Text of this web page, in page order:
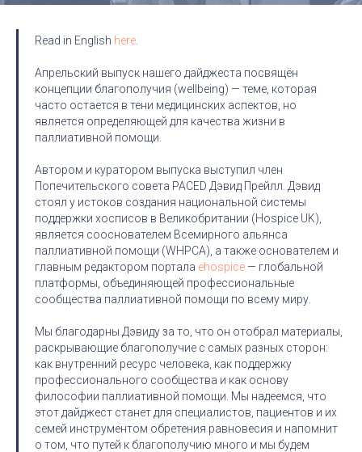
Read in English here
Апрельский выпуск нашего дайджеста посвящён
концепции благополучия (wellbeing) — теме, которая
часто остается в тени медицинских аспектов, но
является определяющей для качества жизни в
паллиативной помощи.
Автором и куратором выпуска выступил член
Попечительского совета PACED Дэвид Прейлл. Дэвид
стоял у истоков создания национальной системы
поддержки хосписов в Великобритании (Hospice UK),
является сооснователем Всемирного альянса
паллиативной помощи (WHPCA), а также основателем и
главным редактором портала ehospice — глобальной
платформы, объединяющей профессиональные
сообщества паллиативной помощи по всему миру.
Мы благодарны Дэвиду за то, что он отобрал материалы,
раскрывающие благополучие с самых разных сторон:
как внутренний ресурс человека, как поддержку
профессионального сообщества и как основу
философии паллиативной помощи. Мы надеемся, что
этот дайджест станет для специалистов, пациентов и их
семей инструментом обретения равновесия и напомнит
о том, что путей к благополучию много и мы будем